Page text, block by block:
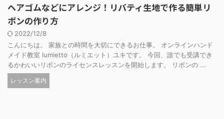
ヘアゴムなどにアレンジ！リバティ生地で作る簡単リ
ボンの作り方
2022/12/8
こんにちは。 家族との時間を大切にできるお仕事。 オンラインハンド
メイド教室 lumietto（ルミエット）ユキです。 今回、誰でも受講でき
るかわいいリボンのライセンスレッスンを開始します。 リボンの ...
レッスン案内